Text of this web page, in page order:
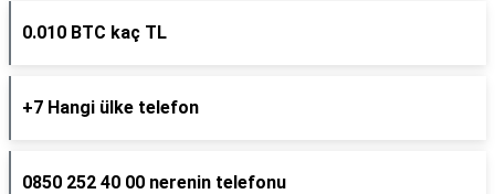
0.010 BTC kaç TL
+7 Hangi ülke telefon
0850 252 40 00 nerenin telefonu